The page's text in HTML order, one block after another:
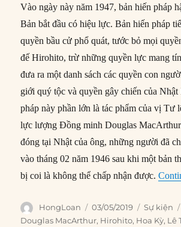
Vào ngày này năm 1947, bản hiến pháp
Bản bắt đầu có hiệu lực. Bản hiến pháp
quyền bầu cử phổ quát, tước bỏ mọi
đế Hirohito, trừ những quyền lực mang
đưa ra một danh sách các quyền con
giới quý tộc và quyền gây chiến của
pháp này phần lớn là tác phẩm của vị Tư
lực lượng Đồng minh Douglas
đóng tại Nhật của ông, những người đã
vào tháng 02 năm 1946 sau khi một bản
bị coi là không thể chấp nhận được.
Author
HongLoan
Posted
on
03/05/2019 Sự kiện
Douglas MacArthur, Hirohito, Hoa Kỳ, Lê